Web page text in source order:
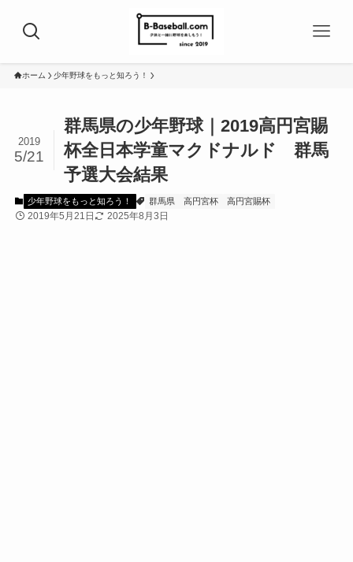
ホーム 少年野球をもっと知ろう！
群馬県の少年野球｜2019高円宮賜
杯全日本学童マクドナルド 群馬
予選大会結果
2019
5/21
少年野球をもっと知ろう！ 群馬県 高円宮杯 高円宮賜杯
2019年5月21日 2025年8月3日